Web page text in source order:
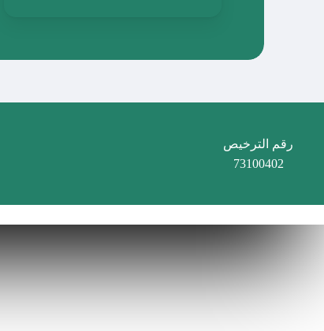
رقم الترخيص
73100402